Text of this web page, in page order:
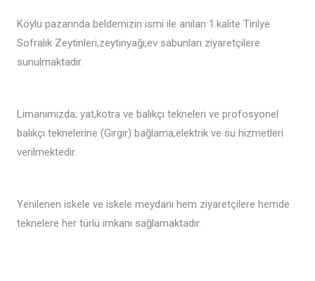
Köylü pazarında beldemizin ismi ile anılan 1.kalite Tirilye
Sofralık Zeytinleri,zeytinyağı,ev sabunları ziyaretçilere
sunulmaktadır.
Limanımızda; yat,kotra ve balıkçı tekneleri ve profosyonel
balıkçı teknelerine (Gırgır) bağlama,elektrik ve su hizmetleri
verilmektedir.
Yenilenen iskele ve iskele meydanı hem ziyaretçilere hemde
teknelere her türlü imkanı sağlamaktadır.